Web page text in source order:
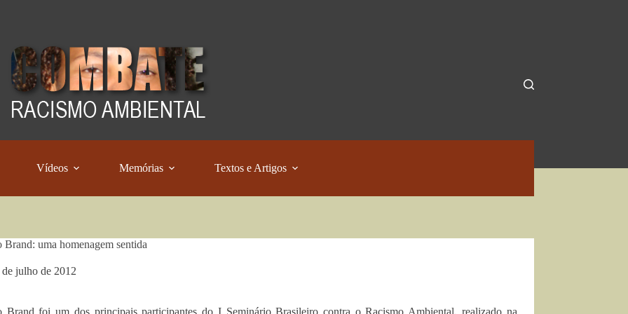
Vídeos Memórias Textos e Artigos
Brand: uma homenagem sentida
de julho de 2012
Brand foi um dos principais participantes do I Seminário Brasileiro contra o Racismo Ambiental, realizado na